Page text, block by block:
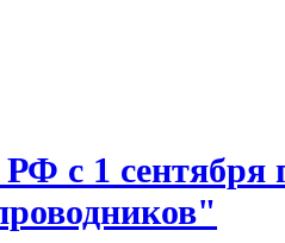
с 1 сентября